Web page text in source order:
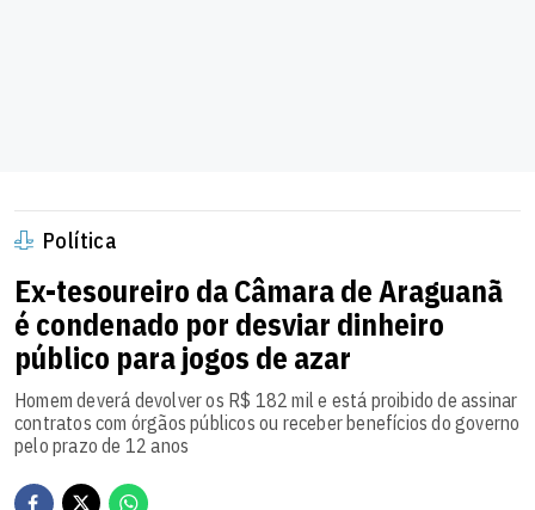
Política
Ex-tesoureiro da Câmara de Araguanã
é condenado por desviar dinheiro
público para jogos de azar
Homem deverá devolver os R$ 182 mil e está proibido de assinar
contratos com órgãos públicos ou receber benefícios do governo
pelo prazo de 12 anos